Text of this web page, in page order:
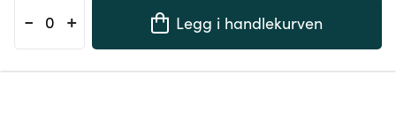
- + Legg i handlekurven